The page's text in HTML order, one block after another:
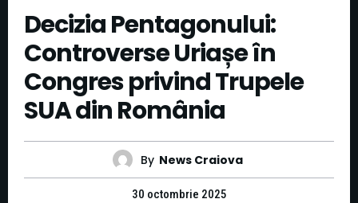
Decizia Pentagonului:
Controverse Uriașe în
Congres privind Trupele
SUA din România
By News Craiova
30 octombrie 2025